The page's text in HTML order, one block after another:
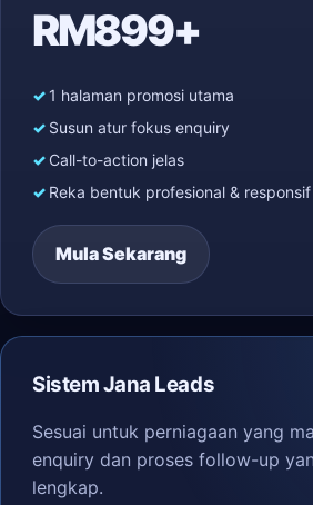
RM899+
1 halaman promosi utama
Susun atur fokus enquiry
Call-to-action jelas
Reka bentuk profesional & responsif
Mula Sekarang
Sistem Jana Leads
Sesuai untuk perniagaan yang
enquiry dan proses follow-up
lengkap.